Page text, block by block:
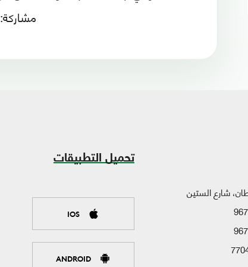
مشاركة:
شارع الستين
تحميل التطبيقات
IOS
ANDROID